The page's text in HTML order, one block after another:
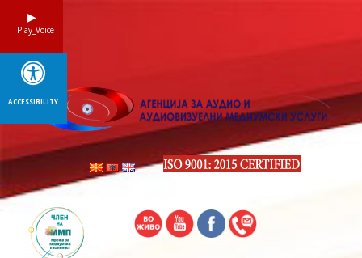
Play_Voice
ACCESSIBILITY